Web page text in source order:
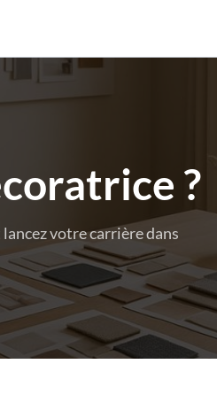
?
votre carrière dans